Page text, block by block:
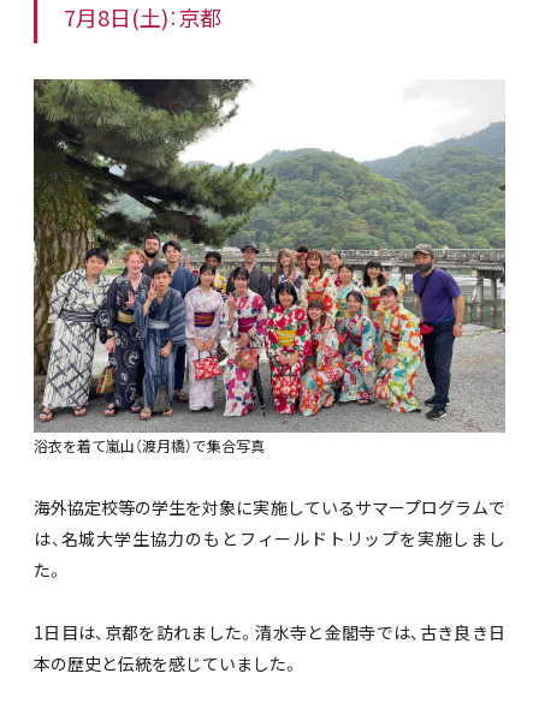
7月8日(土)：京都
浴衣を着て嵐山（渡月橋）で集合写真
海外協定校等の学生を対象に実施しているサマープログラムで
は、名城大学生協力のもとフィールドトリップを実施しまし
た。
1日目は、京都を訪れました。清水寺と金閣寺では、古き良き日
本の歴史と伝統を感じていました。